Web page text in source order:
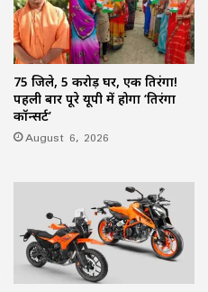
75 जिले, 5 करोड़ घर, एक तिरंगा!
पहली बार पूरे यूपी में होगा ‘तिरंगा
कॉन्सर्ट’
August 6, 2026